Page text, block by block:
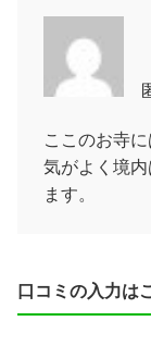
ここのお寺
気がよく境
ます。
口コミの入力は